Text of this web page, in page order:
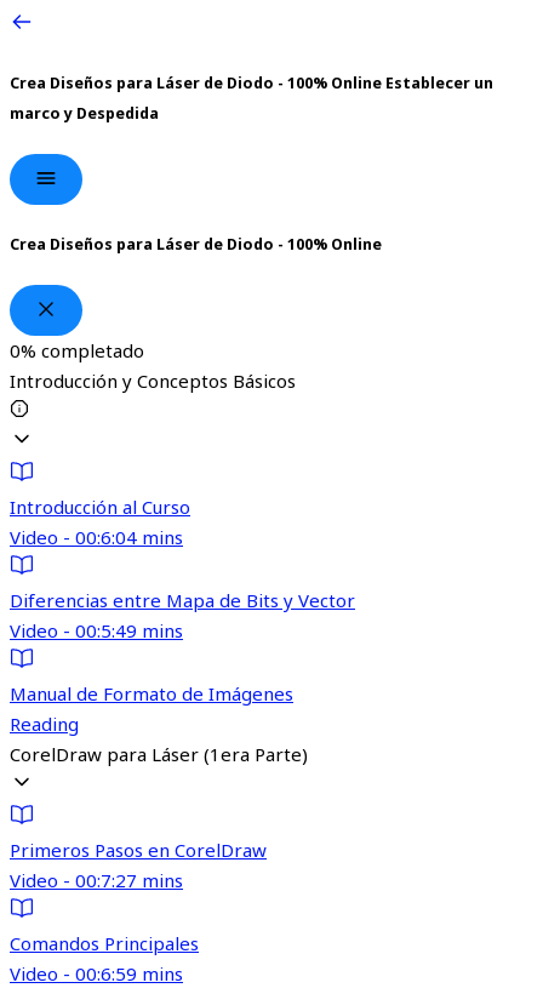
Crea Diseños para Láser de Diodo - 100% Online Establecer un
marco y Despedida
Crea Diseños para Láser de Diodo - 100% Online
0% completado
Introducción y Conceptos Básicos
Introducción al Curso
Video - 00:6:04 mins
Diferencias entre Mapa de Bits y Vector
Video - 00:5:49 mins
Manual de Formato de Imágenes
Reading
CorelDraw para Láser (1era Parte)
Primeros Pasos en CorelDraw
Video - 00:7:27 mins
Comandos Principales
Video - 00:6:59 mins